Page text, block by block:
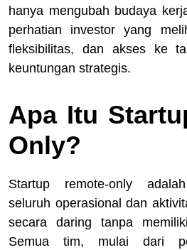
hanya mengubah budaya
perhatian investor yang
fleksibilitas, dan akses ke
keuntungan strategis.
Apa Itu
Only?
Startup remote-only
seluruh operasional dan
secara daring tanpa
Semua tim, mulai dari